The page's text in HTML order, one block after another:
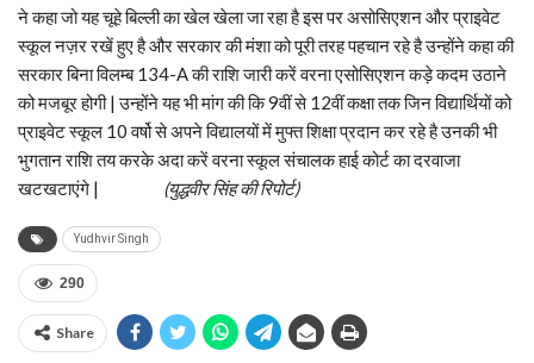
ने कहा जो यह चूहे बिल्ली का खेल खेला जा रहा है इस पर असोसिएशन और प्राइवेट
स्कूल नज़र रखें हुए है और सरकार की मंशा को पूरी तरह पहचान रहे है उन्होंने कहा की
सरकार बिना विलम्ब 134-A की राशि जारी करें वरना एसोसिएशन कड़े कदम उठाने
को मजबूर होगी | उन्होंने यह भी मांग की कि 9वीं से 12वीं कक्षा तक जिन विद्यार्थियों को
प्राइवेट स्कूल 10 वर्षो से अपने विद्यालयों में मुफ्त शिक्षा प्रदान कर रहे है उनकी भी
भुगतान राशि तय करके अदा करें वरना स्कूल संचालक हाई कोर्ट का दरवाजा
खटखटाएंगे | (युद्धवीर सिंह की रिपोर्ट)
Yudhvir Singh
290
Share